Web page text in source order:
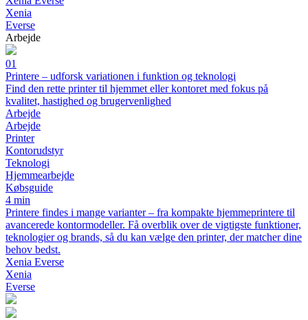
Xenia
Everse
Arbejde
01
Printere – udforsk variationen i funktion og teknologi
Find den rette printer til hjemmet eller kontoret med fokus på
kvalitet, hastighed og brugervenlighed
Arbejde
Arbejde
Printer
Kontorudstyr
Teknologi
Hjemmearbejde
Købsguide
4 min
Printere findes i mange varianter – fra kompakte hjemmeprintere til
avancerede kontormodeller. Få overblik over de vigtigste funktioner,
teknologier og brands, så du kan vælge den printer, der matcher dine
behov bedst.
Xenia Everse
Xenia
Everse